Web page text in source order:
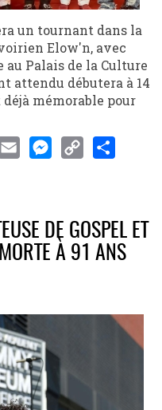
un tournant dans la
Elow'n, avec
Palais de la Culture
attendu débutera à 14
mémorable pour
DE GOSPEL ET
À 91 ANS